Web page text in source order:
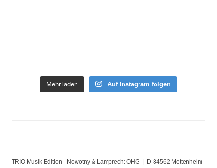
Mehr laden Auf Instagram folgen
TRIO Musik Edition - Nowotny & Lamprecht OHG | D-84562 Mettenheim